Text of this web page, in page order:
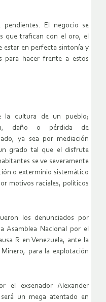
pendientes. El negocio se
que trafican con el oro, el
estar en perfecta sintonía y
para hacer frente a estos
la cultura de un pueblo;
daño o pérdida de
ya sea por mediación
grado tal que el disfrute
se ve severamente
o exterminio sistemático
motivos raciales, políticos
los denunciados por
Asamblea Nacional por el
R en Venezuela, ante la
para la explotación
el exsenador Alexander
un mega atentado en